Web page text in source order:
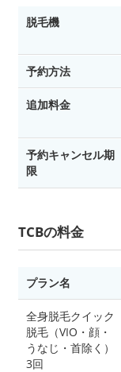
脱毛機
予約方法
追加料金
予約キャンセル期
限
TCBの料金
プラン名
全身脱毛クイック
脱毛（VIO・顔・
うなじ・首除く）
3回